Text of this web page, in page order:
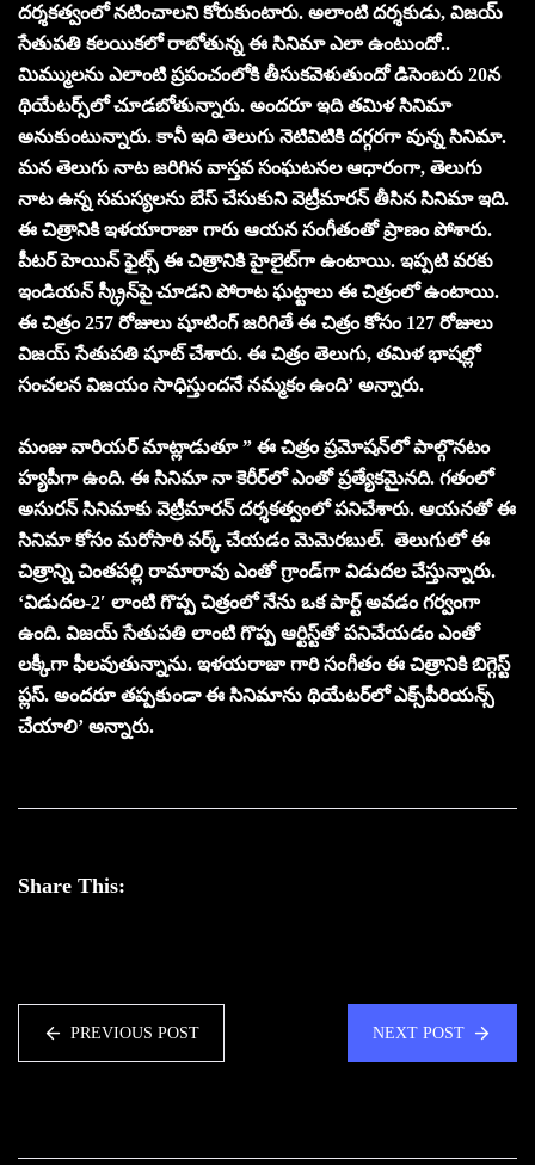
దర్శకత్వంలో నటించాలని కోరుకుంటారు. అలాంటి దర్శకుడు, విజయ్‌
సేతుపతి కలయికలో రాబోతున్న ఈ సినిమా ఎలా ఉంటుందో..
మిమ్ములను ఎలాంటి ప్రపంచంలోకి తీసుకవెళుతుందో డిసెంబరు 20న
థియేటర్స్‌లో చూడబోతున్నారు. అందరూ ఇది తమిళ సినిమా
అనుకుంటున్నారు. కానీ ఇది తెలుగు నెటివిటికి దగ్గరగా వున్న సినిమా.
మన తెలుగు నాట జరిగిన వాస్తవ సంఘటనల ఆధారంగా, తెలుగు
నాట ఉన్న సమస్యలను బేస్‌ చేసుకుని వెట్రీమారన్‌ తీసిన సినిమా ఇది.
ఈ చిత్రానికి ఇళయారాజా గారు ఆయన సంగీతంతో ప్రాణం పోశారు.
పీటర్‌ హెయిన్‌ ఫైట్స్‌ ఈ చిత్రానికి హైలైట్‌గా ఉంటాయి. ఇప్పటి వరకు
ఇండియన్‌ స్క్రీన్‌పై చూడని పోరాట ఘట్టాలు ఈ చిత్రంలో ఉంటాయి.
ఈ చిత్రం 257 రోజులు షూటింగ్‌ జరిగితే ఈ చిత్రం కోసం 127 రోజులు
విజయ్‌ సేతుపతి షూట్‌ చేశారు. ఈ చిత్రం తెలుగు, తమిళ భాషల్లో
సంచలన విజయం సాధిస్తుందనే నమ్మకం ఉంది’ అన్నారు.
మంజు వారియర్‌ మాట్లాడుతూ ” ఈ చిత్రం ప్రమోషన్‌లో పాల్గొనటం
హ్యపీగా ఉంది. ఈ సినిమా నా కెరీర్‌లో ఎంతో ప్రత్యేకమైనది. గతంలో
అసురన్‌ సినిమాకు వెట్రీమారన్‌ దర్శకత్వంలో పనిచేశారు. ఆయనతో ఈ
సినిమా కోసం మరోసారి వర్క్‌ చేయడం మెమెరబుల్‌. తెలుగులో ఈ
చిత్రాన్ని చింతపల్లి రామారావు ఎంతో గ్రాండ్‌గా విడుదల చేస్తున్నారు.
‘విడుదల-2′ లాంటి గొప్ప చిత్రంలో నేను ఒక పార్ట్‌ అవడం గర్వంగా
ఉంది. విజయ్‌ సేతుపతి లాంటి గొప్ప ఆర్టిస్ట్‌తో పనిచేయడం ఎంతో
లక్కీగా ఫీలవుతున్నాను. ఇళయరాజా గారి సంగీతం ఈ చిత్రానికి బిగ్గెస్ట్‌
ప్లస్‌. అందరూ తప్పకుండా ఈ సినిమాను థియేటర్‌లో ఎక్స్‌పీరియన్స్‌
చేయాలి’ అన్నారు.
Share This:
PREVIOUS POST NEXT POST